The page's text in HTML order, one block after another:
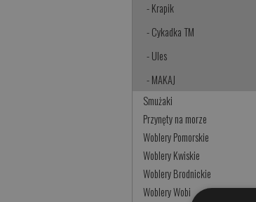
- Krapik
- Cykadka TM
- Ules
- MAKAJ
Smużaki
Przynęty na morze
Woblery Pomorskie
Woblery Kwiskie
Woblery Brodnickie
Woblery Wobi